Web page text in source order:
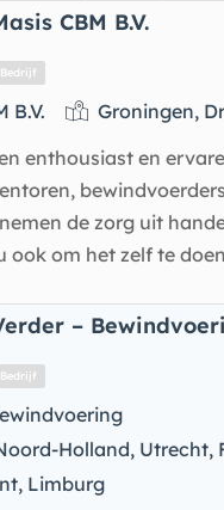
Bedrijf
CBM B.V.
B.V.
Groningen,
enthousiast en
de zorg uit
ook om het zelf te
–
Holland, Utrecht,
Limburg